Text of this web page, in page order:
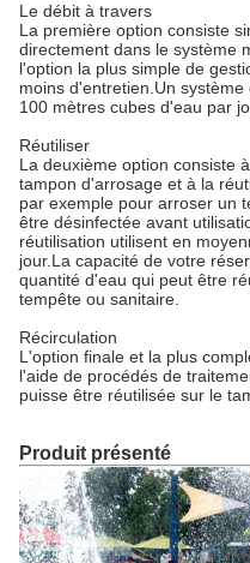
Le débit à travers
La première option consiste
directement dans le système
l'option la plus simple de
moins d'entretien.Un
100 mètres cubes d'eau par
Réutiliser
La deuxième option consiste
tampon d'arrosage et à la
par exemple pour arroser un
être désinfectée avant
réutilisation utilisent en
jour.La capacité de votre
quantité d'eau qui peut être
tempête ou sanitaire.
Récirculation
L'option finale et la plus
l'aide de procédés de
puisse être réutilisée sur le
Produit présenté